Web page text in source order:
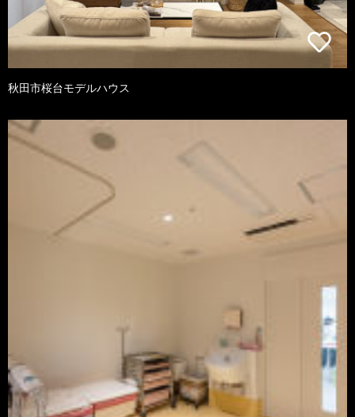
秋田市桜台モデルハウス